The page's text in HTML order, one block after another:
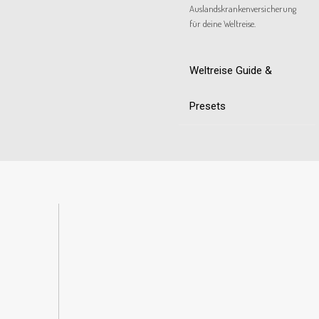
Auslandskrankenversicherung
für deine Weltreise.
Weltreise Guide &
Presets